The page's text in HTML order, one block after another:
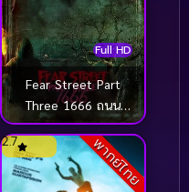
Full HD
Fear Street Part
Three 1666 ถนน
อาถรรพ์ ภาค 3 1666
(2021)พากย์ไทย
2.7